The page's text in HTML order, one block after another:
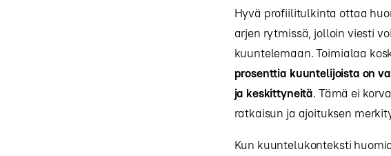
Hyvä profiilitulkinta ottaa
arjen rytmissä, jolloin viesti
kuuntelemaan. Toimialaa
prosenttia kuuntelijoista on
ja keskittyneitä. Tämä ei
ratkaisun ja ajoituksen
Kun kuuntelukonteksti